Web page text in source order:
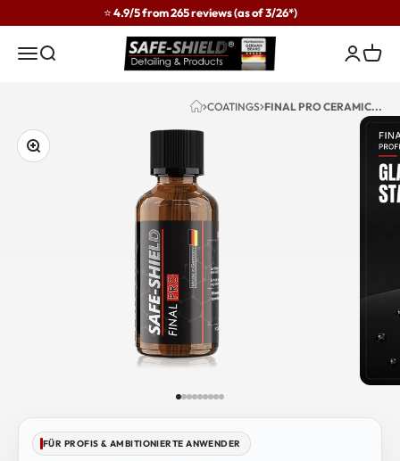
⭐ 4.9/5 from 265 reviews (as of 3/26*)
MenuSearch Safe-Shield Login
Cart
FINAL PRO CERAMIC...
COATINGS
Zoom
FÜR PROFIS & AMBITIONIERTE ANWENDER